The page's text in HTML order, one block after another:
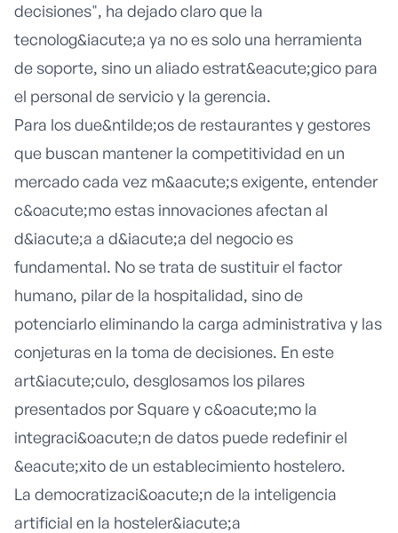
decisiones", ha dejado claro que la
tecnolog&iacute;a ya no es solo una herramienta
de soporte, sino un aliado estrat&eacute;gico para
el personal de servicio y la gerencia.
Para los due&ntilde;os de restaurantes y gestores
que buscan mantener la competitividad en un
mercado cada vez m&aacute;s exigente, entender
c&oacute;mo estas innovaciones afectan al
d&iacute;a a d&iacute;a del negocio es
fundamental. No se trata de sustituir el factor
humano, pilar de la hospitalidad, sino de
potenciarlo eliminando la carga administrativa y las
conjeturas en la toma de decisiones. En este
art&iacute;culo, desglosamos los pilares
presentados por Square y c&oacute;mo la
integraci&oacute;n de datos puede redefinir el
&eacute;xito de un establecimiento hostelero.
La democratizaci&oacute;n de la inteligencia
artificial en la hosteler&iacute;a